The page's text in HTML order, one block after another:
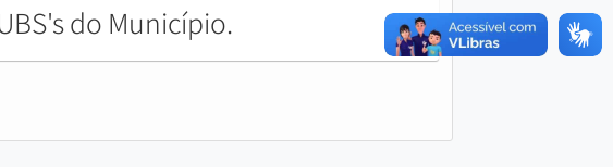
do Município.